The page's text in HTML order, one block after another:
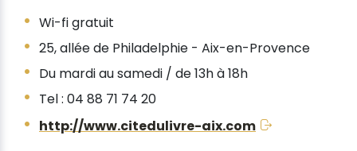
Wi-fi gratuit
25, allée de Philadelphie - Aix-en-Provence
Du mardi au samedi / de 13h à 18h
Tel : 04 88 71 74 20
http://www.citedulivre-aix.com